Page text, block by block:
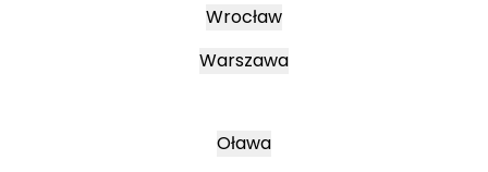
Wrocław
Warszawa
Oława